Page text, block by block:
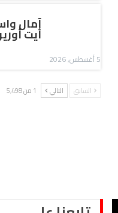
آمال
أيت
5 أغسطس, 2026
السابق التالي 1 من 5٬498